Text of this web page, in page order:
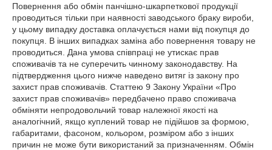
Повернення або обмін панчішно-шкарпеткової продукції
проводиться тільки при наявності заводського браку вироби,
у цьому випадку доставка оплачується нами від покупця до
покупця. В інших випадках заміна або повернення товару не
проводиться. Дана умова співпраці не утискає прав
споживачів та не суперечить чинному законодавству. На
підтвердження цього нижче наведено витяг із закону про
захист прав споживачів. Статтею 9 Закону України «Про
захист прав споживачів» передбачено право споживача
обміняти непродовольчий товар належної якості на
аналогічний, якщо куплений товар не підійшов за формою,
габаритами, фасоном, кольором, розміром або з інших
причин не може бути використаний за призначенням. Обмін